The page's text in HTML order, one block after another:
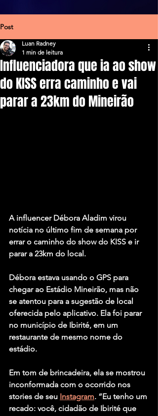
Post
Influenciadora que ia ao show
do KISS erra caminho e vai
parar a 23km do Mineirão
Luan Radney
1 min de leitura
A influencer Débora Aladim virou
notícia no último fim de semana por
errar o caminho do show do KISS e ir
parar a 23km do local.
Débora estava usando o GPS para
chegar ao Estádio Mineirão, mas não
se atentou para a sugestão de local
oferecida pelo aplicativo. Ela foi parar
no município de Ibirité, em um
restaurante de mesmo nome do
estádio.
Em tom de brincadeira, ela se mostrou
inconformada com o ocorrido nos
stories de seu Instagram. “Eu tenho um
recado: você, cidadão de Ibirité que